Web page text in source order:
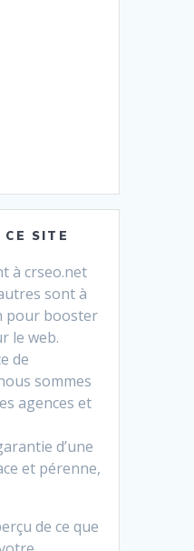
SITE
à crseo.net
sont à
pour booster
le web.
de
sommes
agences et
d’une
et pérenne,
de ce que